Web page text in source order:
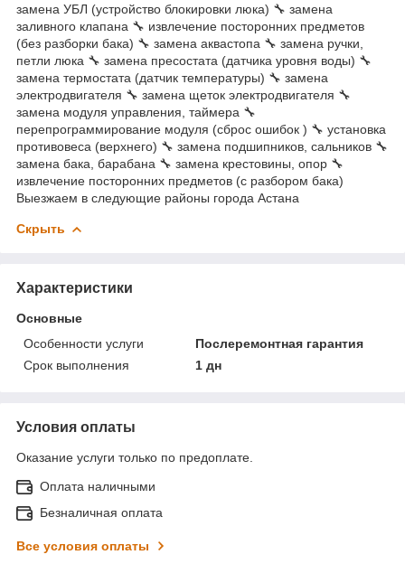
замена УБЛ (устройство блокировки люка) 🔧 замена
заливного клапана 🔧 извлечение посторонних предметов
(без разборки бака) 🔧 замена аквастопа 🔧 замена ручки,
петли люка 🔧 замена пресостата (датчика уровня воды) 🔧
замена термостата (датчик температуры) 🔧 замена
электродвигателя 🔧 замена щеток электродвигателя 🔧
замена модуля управления, таймера 🔧
перепрограммирование модуля (сброс ошибок ) 🔧 установка
противовеса (верхнего) 🔧 замена подшипников, сальников 🔧
замена бака, барабана 🔧 замена крестовины, опор 🔧
извлечение посторонних предметов (с разбором бака)
Выезжаем в следующие районы города Астана
Скрыть
Характеристики
Основные
Особенности услуги
Послеремонтная гарантия
Срок выполнения
1 дн
Условия оплаты
Оказание услуги только по предоплате.
Оплата наличными
Безналичная оплата
Все условия оплаты